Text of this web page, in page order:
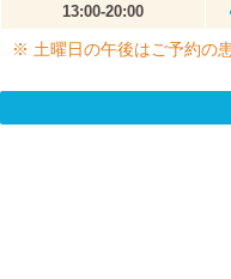
13:00-20:00
※ 土曜日の午後はご予約の